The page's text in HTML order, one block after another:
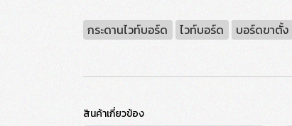
กระดานไวท์บอร์ด ไวท์บอร์ด บอร์ดขาตั้ง
สินค้าเกี่ยวข้อง